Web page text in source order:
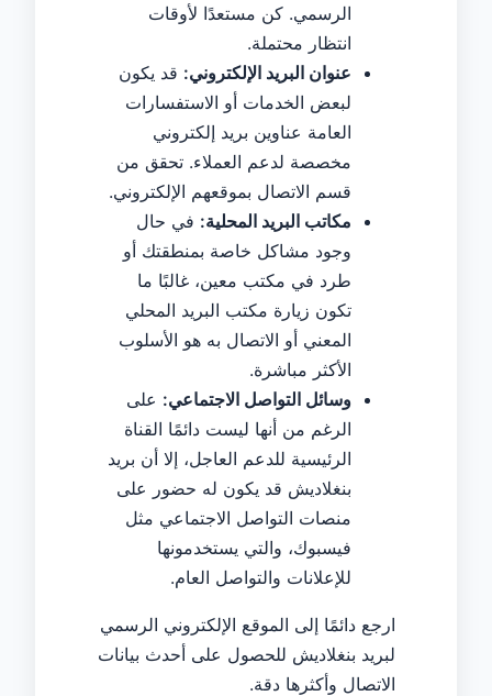
الرسمي. كن مستعدًا لأوقات
انتظار محتملة.
عنوان البريد الإلكتروني: قد يكون
لبعض الخدمات أو الاستفسارات
العامة عناوين بريد إلكتروني
مخصصة لدعم العملاء. تحقق من
قسم الاتصال بموقعهم الإلكتروني.
مكاتب البريد المحلية: في حال
وجود مشاكل خاصة بمنطقتك أو
طرد في مكتب معين، غالبًا ما
تكون زيارة مكتب البريد المحلي
المعني أو الاتصال به هو الأسلوب
الأكثر مباشرة.
وسائل التواصل الاجتماعي: على
الرغم من أنها ليست دائمًا القناة
الرئيسية للدعم العاجل، إلا أن بريد
بنغلاديش قد يكون له حضور على
منصات التواصل الاجتماعي مثل
فيسبوك، والتي يستخدمونها
للإعلانات والتواصل العام.
ارجع دائمًا إلى الموقع الإلكتروني الرسمي
لبريد بنغلاديش للحصول على أحدث بيانات
الاتصال وأكثرها دقة.